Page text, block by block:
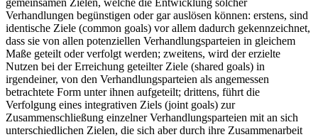
gemeinsamen Zielen, welche die Entwicklung solcher
Verhandlungen begünstigen oder gar auslösen können: erstens, sind
identische Ziele (common goals) vor allem dadurch gekennzeichnet,
dass sie von allen potenziellen Verhandlungsparteien in gleichem
Maße geteilt oder verfolgt werden; zweitens, wird der erzielte
Nutzen bei der Erreichung geteilter Ziele (shared goals) in
irgendeiner, von den Verhandlungsparteien als angemessen
betrachtete Form unter ihnen aufgeteilt; drittens, führt die
Verfolgung eines integrativen Ziels (joint goals) zur
Zusammenschließung einzelner Verhandlungsparteien mit an sich
unterschiedlichen Zielen, die sich aber durch ihre Zusammenarbeit